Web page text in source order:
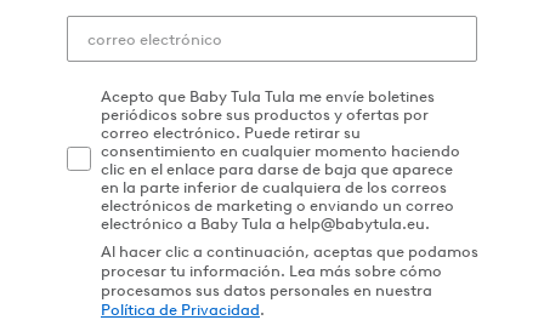
Acepto que Baby Tula Tula me envíe boletines
periódicos sobre sus productos y ofertas por
correo electrónico. Puede retirar su
consentimiento en cualquier momento haciendo
clic en el enlace para darse de baja que aparece
en la parte inferior de cualquiera de los correos
electrónicos de marketing o enviando un correo
electrónico a Baby Tula a help@babytula.eu.
Al hacer clic a continuación, aceptas que podamos
procesar tu información. Lea más sobre cómo
procesamos sus datos personales en nuestra
Política de Privacidad.